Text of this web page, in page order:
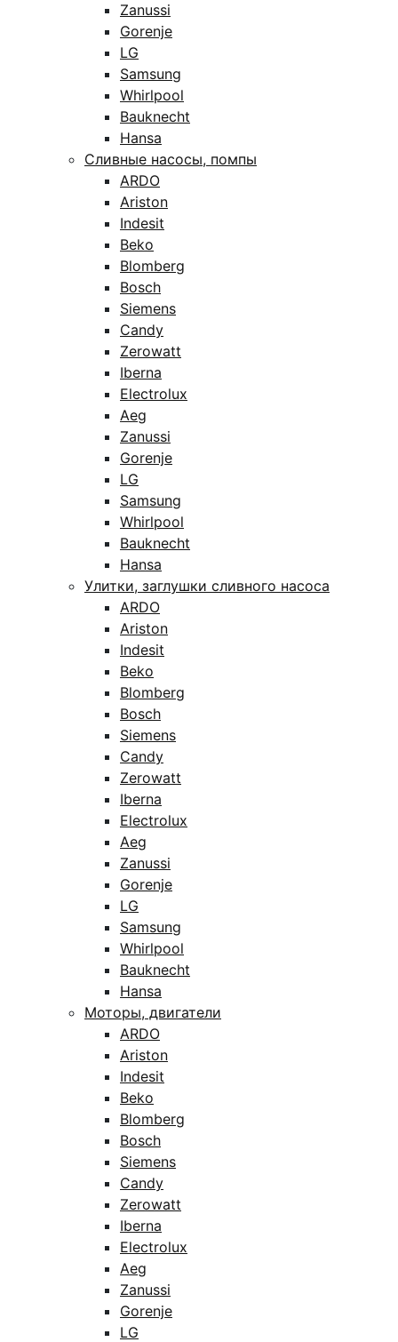
Zanussi
Gorenje
LG
Samsung
Whirlpool
Bauknecht
Hansa
Сливные насосы, помпы
ARDO
Ariston
Indesit
Beko
Blomberg
Bosch
Siemens
Candy
Zerowatt
Iberna
Electrolux
Aeg
Zanussi
Gorenje
LG
Samsung
Whirlpool
Bauknecht
Hansa
Улитки, заглушки сливного насоса
ARDO
Ariston
Indesit
Beko
Blomberg
Bosch
Siemens
Candy
Zerowatt
Iberna
Electrolux
Aeg
Zanussi
Gorenje
LG
Samsung
Whirlpool
Bauknecht
Hansa
Моторы, двигатели
ARDO
Ariston
Indesit
Beko
Blomberg
Bosch
Siemens
Candy
Zerowatt
Iberna
Electrolux
Aeg
Zanussi
Gorenje
LG